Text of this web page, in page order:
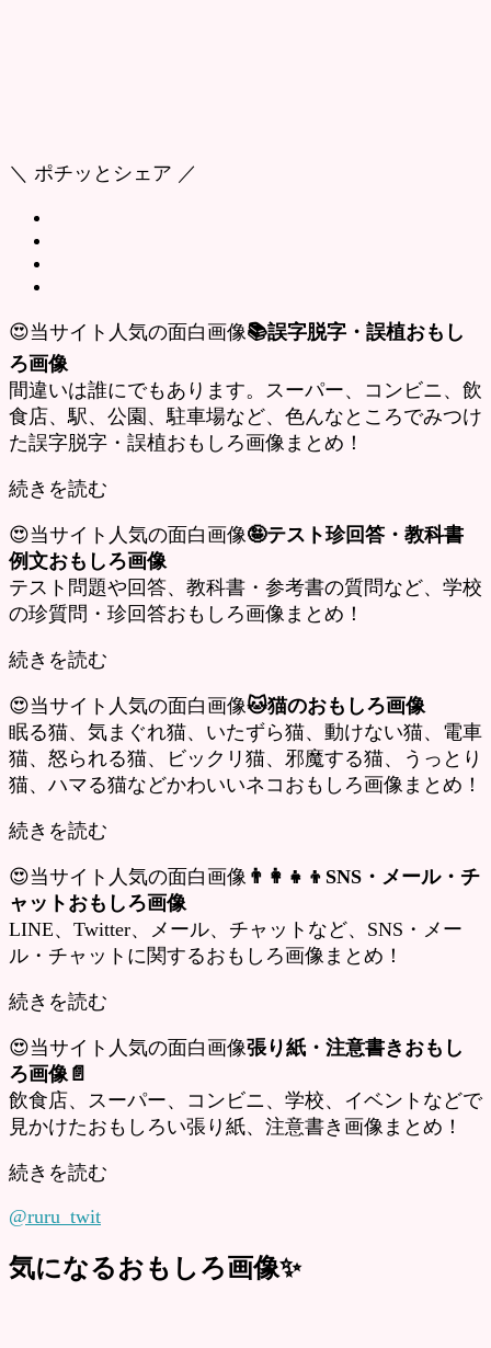
＼ ポチッとシェア ／
😍当サイト人気の面白画像📚誤字脱字・誤植おもし
ろ画像
間違いは誰にでもあります。スーパー、コンビニ、飲
食店、駅、公園、駐車場など、色んなところでみつけ
た誤字脱字・誤植おもしろ画像まとめ！
続きを読む
😍当サイト人気の面白画像🤪テスト珍回答・教科書
例文おもしろ画像
テスト問題や回答、教科書・参考書の質問など、学校
の珍質問・珍回答おもしろ画像まとめ！
続きを読む
😍当サイト人気の面白画像🐱猫のおもしろ画像
眠る猫、気まぐれ猫、いたずら猫、動けない猫、電車
猫、怒られる猫、ビックリ猫、邪魔する猫、うっとり
猫、ハマる猫などかわいいネコおもしろ画像まとめ！
続きを読む
😍当サイト人気の面白画像 👨‍👩‍👧‍👦SNS・メール・チ
ャットおもしろ画像
LINE、Twitter、メール、チャットなど、SNS・メー
ル・チャットに関するおもしろ画像まとめ！
続きを読む
😍当サイト人気の面白画像張り紙・注意書きおもし
ろ画像📄
飲食店、スーパー、コンビニ、学校、イベントなどで
見かけたおもしろい張り紙、注意書き画像まとめ！
続きを読む
@ruru_twit
気になるおもしろ画像✨